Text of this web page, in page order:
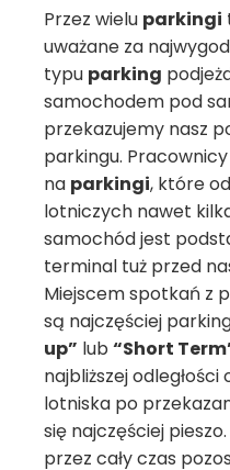
Przez wielu parkingi
uważane za
typu parking
samochodem pod
przekazujemy nasz
parkingu.
na parkingi, które
lotniczych nawet
samochód jest
terminal tuż przed
Miejscem spotkań z
są najczęściej
up” lub “Short
najbliższej
lotniska po
się najczęściej
przez cały czas